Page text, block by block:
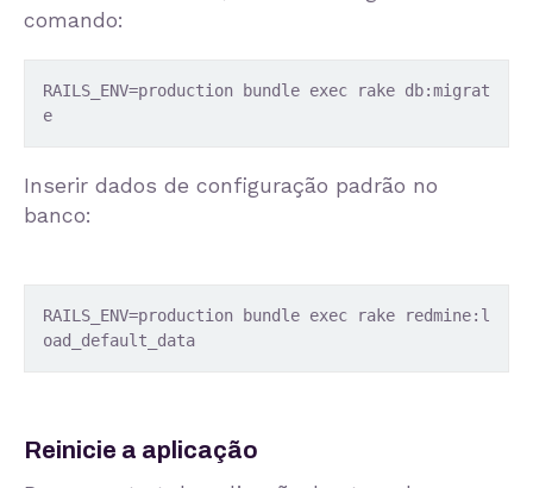
comando:
RAILS_ENV=production bundle exec rake db:migrat
e
Inserir dados de configuração padrão no
banco:
RAILS_ENV=production bundle exec rake redmine:l
oad_default_data
Reinicie a aplicação